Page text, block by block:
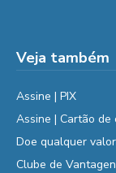
Veja também
Assine | PIX
Assine | Cartão de
Doe qualquer valor
Clube de